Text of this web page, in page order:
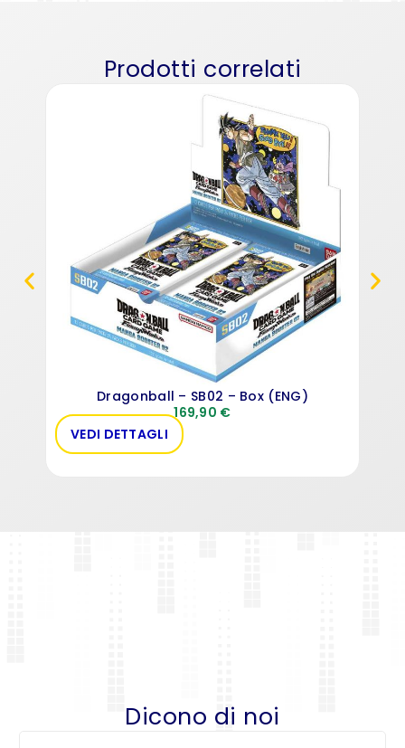
Prodotti correlati
Dragonball – SB02 – Box (ENG)
169,90 €
VEDI DETTAGLI
Dicono di noi